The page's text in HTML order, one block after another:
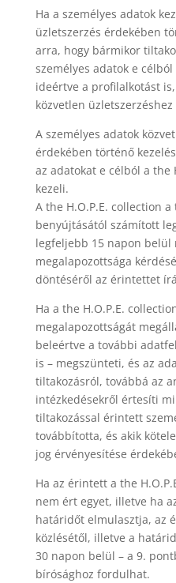
Ha a személyes adatok
üzletszerzés érdekében
arra, hogy bármikor
személyes adatok e
ideértve a profilalkotást
közvetlen
A személyes adatok
érdekében történő
az adatokat e célból a the
kezeli.
A the H.O.P.E. collection
benyújtásától számított
legfeljebb 15 napon belül
megalapozottsága
döntéséről az érintettet
Ha a the H.O.P.E.
megalapozottságát
beleértve a további
is – megszünteti, és az
tiltakozásról, továbbá az
intézkedésekről értesíti
tiltakozással érintett
továbbította, és akik
jog érvényesítése
Ha az érintett a the
nem ért egyet, illetve ha
határidőt elmulasztja, az
közlésétől, illetve a
30 napon belül – a 9.
bírósághoz fordulhat.